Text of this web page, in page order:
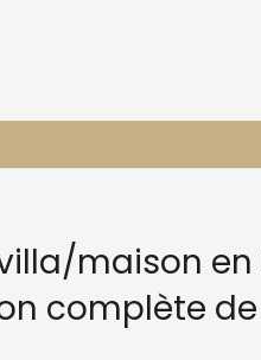
maison
complète